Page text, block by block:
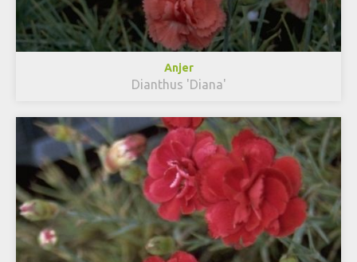
Anjer
Dianthus 'Diana'